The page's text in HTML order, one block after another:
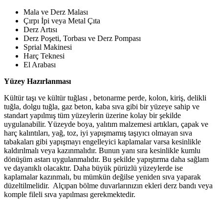
Mala ve Derz Malası
Çırpı İpi veya Metal Çıta
Derz Artısı
Derz Poşeti, Torbası ve Derz Pompası
Sprial Makinesi
Harç Teknesi
El Arabası
Yüzey Hazırlanması
Kültür taşı ve kültür tuğlası , betonarme perde, kolon, kiriş, delikli
tuğla, dolgu tuğla, gaz beton, kaba sıva gibi bir yüzeye sahip ve
standart yapılmış tüm yüzeylerin üzerine kolay bir şekilde
uygulanabilir. Yüzeyde boya, yalıtım malzemesi artıkları, çapak ve
harç kalıntıları, yağ, toz, iyi yapışmamış taşıyıcı olmayan sıva
tabakaları gibi yapışmayı engelleyici kaplamalar varsa kesinlikle
kaldırılmalı veya kazınmalıdır. Bunun yanı sıra kesinlikle kumlu
dönüşüm astarı uygulanmalıdır. Bu şekilde yapıştırma daha sağlam
ve dayanıklı olacaktır. Daha büyük pürüzlü yüzeylerde ise
kaplamalar kazınmalı, bu mümkün değilse yeniden sıva yaparak
düzeltilmelidir. Alçıpan bölme duvarlarınızın ekleri derz bandı veya
komple fileli sıva yapılması gerekmektedir.